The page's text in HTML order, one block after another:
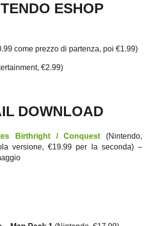
ESHOP
come prezzo di partenza, poi €1.99)
€2.99)
DOWNLOAD
Birthright / Conquest (Nintendo,
versione, €19.99 per la seconda) –